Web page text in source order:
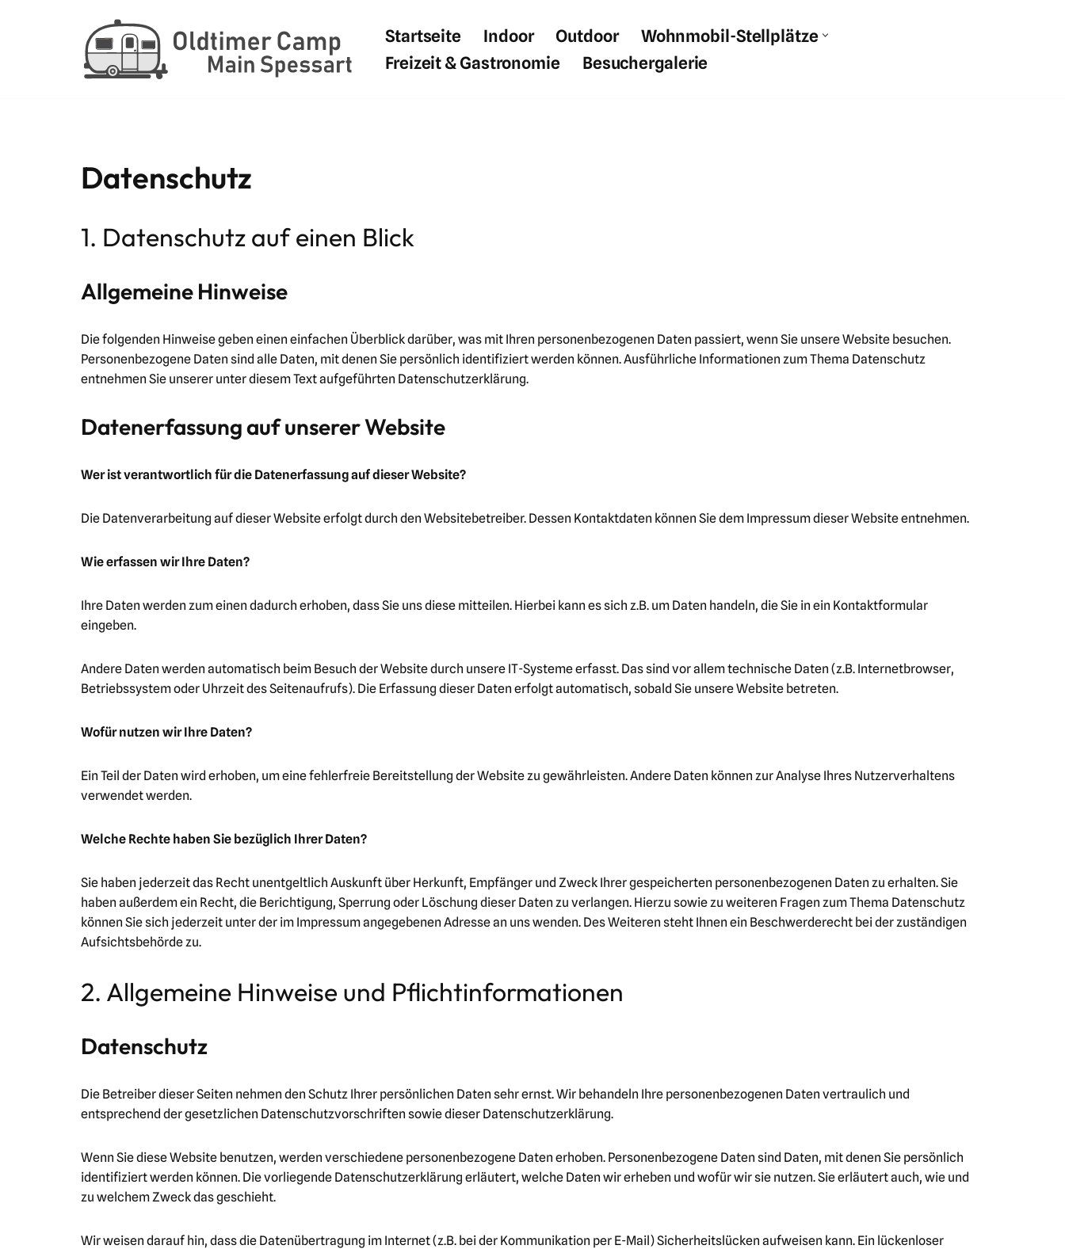
Startseite Indoor Outdoor
Wohnmobil-Stellplätze
Freizeit & Gastronomie
Besuchergalerie
Datenschutz
1. Datenschutz auf einen Blick
Allgemeine Hinweise
Die folgenden Hinweise geben einen einfachen Überblick darüber, was mit Ihren personenbezogenen Daten passiert, wenn Sie unsere Website besuchen.
Personenbezogene Daten sind alle Daten, mit denen Sie persönlich identifiziert werden können. Ausführliche Informationen zum Thema Datenschutz
entnehmen Sie unserer unter diesem Text aufgeführten Datenschutzerklärung.
Datenerfassung auf unserer Website
Wer ist verantwortlich für die Datenerfassung auf dieser Website?
Die Datenverarbeitung auf dieser Website erfolgt durch den Websitebetreiber. Dessen Kontaktdaten können Sie dem Impressum dieser Website entnehmen.
Wie erfassen wir Ihre Daten?
Ihre Daten werden zum einen dadurch erhoben, dass Sie uns diese mitteilen. Hierbei kann es sich z.B. um Daten handeln, die Sie in ein Kontaktformular
eingeben.
Andere Daten werden automatisch beim Besuch der Website durch unsere IT-Systeme erfasst. Das sind vor allem technische Daten (z.B. Internetbrowser,
Betriebssystem oder Uhrzeit des Seitenaufrufs). Die Erfassung dieser Daten erfolgt automatisch, sobald Sie unsere Website betreten.
Wofür nutzen wir Ihre Daten?
Ein Teil der Daten wird erhoben, um eine fehlerfreie Bereitstellung der Website zu gewährleisten. Andere Daten können zur Analyse Ihres Nutzerverhaltens
verwendet werden.
Welche Rechte haben Sie bezüglich Ihrer Daten?
Sie haben jederzeit das Recht unentgeltlich Auskunft über Herkunft, Empfänger und Zweck Ihrer gespeicherten personenbezogenen Daten zu erhalten. Sie
haben außerdem ein Recht, die Berichtigung, Sperrung oder Löschung dieser Daten zu verlangen. Hierzu sowie zu weiteren Fragen zum Thema Datenschutz
können Sie sich jederzeit unter der im Impressum angegebenen Adresse an uns wenden. Des Weiteren steht Ihnen ein Beschwerderecht bei der zuständigen
Aufsichtsbehörde zu.
2. Allgemeine Hinweise und Pflichtinformationen
Datenschutz
Die Betreiber dieser Seiten nehmen den Schutz Ihrer persönlichen Daten sehr ernst. Wir behandeln Ihre personenbezogenen Daten vertraulich und
entsprechend der gesetzlichen Datenschutzvorschriften sowie dieser Datenschutzerklärung.
Wenn Sie diese Website benutzen, werden verschiedene personenbezogene Daten erhoben. Personenbezogene Daten sind Daten, mit denen Sie persönlich
identifiziert werden können. Die vorliegende Datenschutzerklärung erläutert, welche Daten wir erheben und wofür wir sie nutzen. Sie erläutert auch, wie und
zu welchem Zweck das geschieht.
Wir weisen darauf hin, dass die Datenübertragung im Internet (z.B. bei der Kommunikation per E-Mail) Sicherheitslücken aufweisen kann. Ein lückenloser